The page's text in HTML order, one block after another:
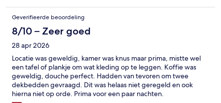
Geverifieerde beoordeling
8/10 – Zeer goed
28 apr 2026
Locatie was geweldig, kamer was knus maar prima, mistte wel
een tafel of plankje om wat kleding op te leggen. Koffie was
geweldig, douche perfect. Hadden van tevoren om twee
dekbedden gevraagd. Dit was helaas niet geregeld en ook
hierna niet op orde. Prima voor een paar nachten.